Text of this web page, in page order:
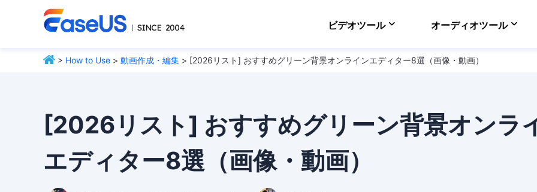
ビデオツール
Video Downloader
オンラインで動画をダ
オーディオツール
> How to Use > 動画作成・編集 > [2026リスト] おすすめグリーン背景オンラインエディター8選（画像・動画）
[2026リスト] おすすめグリーン背景オンラ
エディター8選（画像・動画）